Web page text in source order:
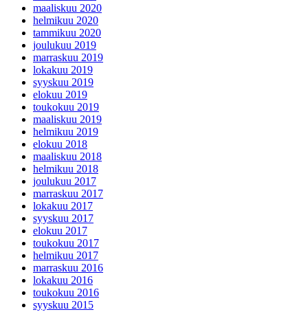
maaliskuu 2020
helmikuu 2020
tammikuu 2020
joulukuu 2019
marraskuu 2019
lokakuu 2019
syyskuu 2019
elokuu 2019
toukokuu 2019
maaliskuu 2019
helmikuu 2019
elokuu 2018
maaliskuu 2018
helmikuu 2018
joulukuu 2017
marraskuu 2017
lokakuu 2017
syyskuu 2017
elokuu 2017
toukokuu 2017
helmikuu 2017
marraskuu 2016
lokakuu 2016
toukokuu 2016
syyskuu 2015